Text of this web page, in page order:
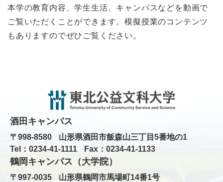
本学の教育内容、学生生活、キャンパスなどを動画で
ご覧いただくことができます。模擬授業のコンテンツ
もありますのでぜひご覧ください。
酒田キャンパス
〒998-8580
山形県酒田市飯森山三丁目5番地の1
Tel：0234-41-1111
Fax：0234-41-1133
鶴岡キャンパス（大学院）
〒997-0035
山形県鶴岡市馬場町14番1号